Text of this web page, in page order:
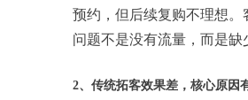
预约，但后续复购不理想
问题不是没有流量，而是缺
2、传统拓客效果差，核心原因